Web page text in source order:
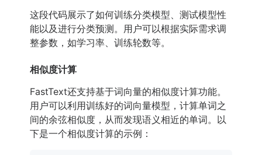
这段代码展示了如何训练分类模型、测试模型性
能以及进行分类预测。用户可以根据实际需求调
整参数，如学习率、训练轮数等。
相似度计算
FastText还支持基于词向量的相似度计算功能。
用户可以利用训练好的词向量模型，计算单词之
间的余弦相似度，从而发现语义相近的单词。以
下是一个相似度计算的示例：